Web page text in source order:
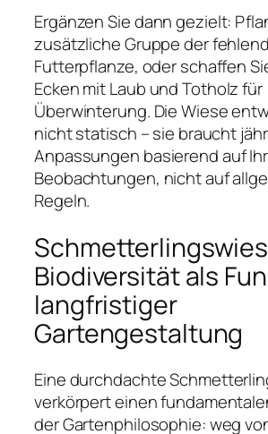
Ergänzen Sie dann gezielt:
zusätzliche Gruppe der
Futterpflanze, oder schaffen
Ecken mit Laub und Totholz für
Überwinterung. Die Wiese
nicht statisch – sie braucht
Anpassungen basierend auf
Beobachtungen, nicht auf
Regeln.
Biodiversität als
langfristiger
Gartengestaltung
Eine durchdachte
verkörpert einen
der Gartenphilosophie: weg